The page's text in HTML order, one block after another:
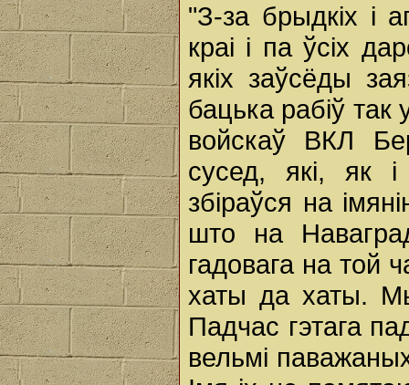
"З-за брыдкіх і
краі і па ўсіх
якіх заўсёды
бацька рабіў
войскаў ВКЛ
сусед, які, як
збіраўся на
што на
гадовага на той
хаты да хаты.
Падчас гэтага
вельмі